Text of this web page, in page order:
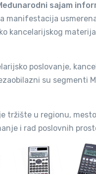
sajam
manifestacija
kancelarijskog
poslovanje,
su segmenti
u regionu,
i rad poslovnih